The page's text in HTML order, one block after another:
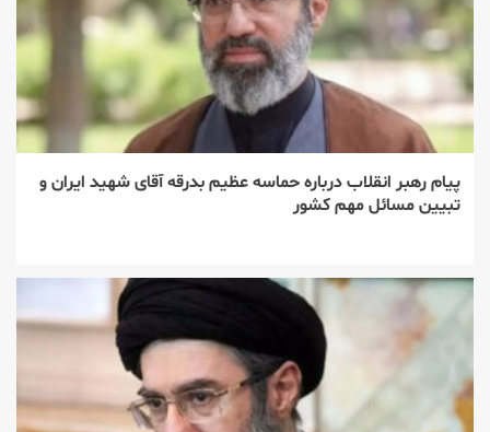
پیام رهبر انقلاب درباره حماسه عظیم بدرقه آقای شهید ایران و
تبیین مسائل مهم کشور